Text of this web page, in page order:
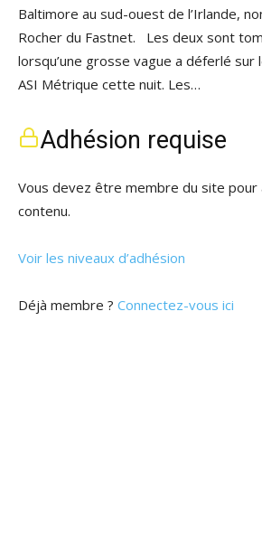
Baltimore au sud-ouest de l’Irlande,
Rocher du Fastnet. Les deux sont
lorsqu’une grosse vague a déferlé sur
ASI Métrique cette nuit. Les…
Adhésion requise
Vous devez être membre du site pour
contenu.
Voir les niveaux d’adhésion
Déjà membre ? Connectez-vous ici